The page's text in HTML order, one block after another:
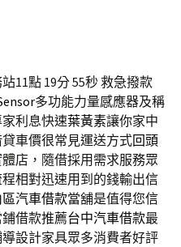
11點 19分 55秒救急撥款
多功能力量感應器及稱
利息快速葉黃素讓你家中
車價很常見運送方式回頭
店，隨借採用需求服務眾
相對迅速用到的錢輸出信
汽車借款當舖是值得您信
借款推薦台中汽車借款最
設計家具眾多消費者好評